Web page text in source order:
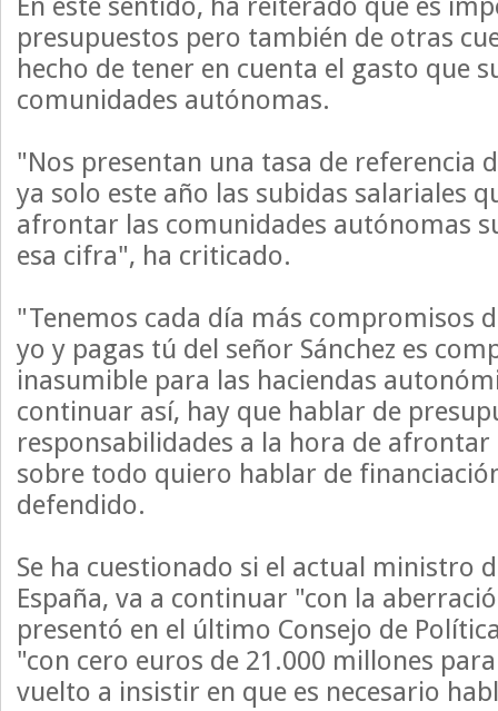
En este sentido, ha reiterado que es
presupuestos pero también de otras
hecho de tener en cuenta el gasto que
comunidades autónomas.
"Nos presentan una tasa de referencia
ya solo este año las subidas salariales
afrontar las comunidades autónomas
esa cifra", ha criticado.
"Tenemos cada día más compromisos
yo y pagas tú del señor Sánchez es
inasumible para las haciendas
continuar así, hay que hablar de
responsabilidades a la hora de
sobre todo quiero hablar de
defendido.
Se ha cuestionado si el actual ministro
España, va a continuar "con la
presentó en el último Consejo de
"con cero euros de 21.000 millones
vuelto a insistir en que es necesario